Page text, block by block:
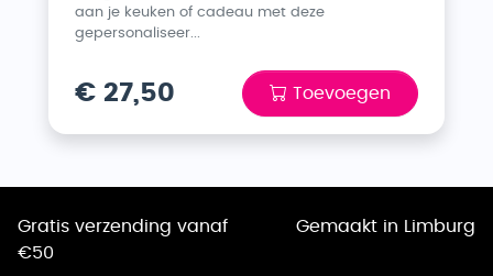
aan je keuken of cadeau met deze
gepersonaliseer...
€ 27,50 Toevoegen
Gratis verzending vanaf
€50
Gemaakt in Limburg